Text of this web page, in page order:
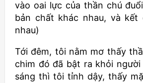
vào oai lực của thần chú
bản chất khác nhau, và kết
nhau)
Tới đêm, tôi nằm mơ thấy
chim đó đã bật ra khỏi
sáng thì tôi tỉnh dậy, thấy